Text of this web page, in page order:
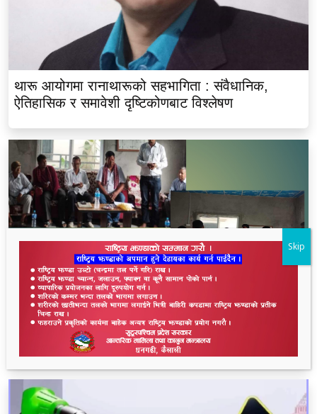
थारू आयोगमा रानाथारूको सहभागिता : संवैधानिक,
ऐतिहासिक र समावेशी दृष्टिकोणबाट विश्लेषण
भीमदत्त नगर बरघर भलमन्सा समितिमा रामबहादुर चौधरी
Skip